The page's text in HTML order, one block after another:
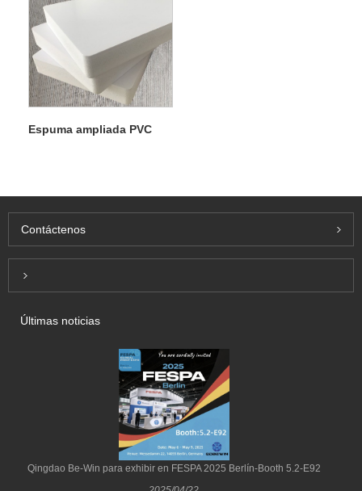
Espuma ampliada PVC
Contáctenos
Inquiry For Pricelist
Últimas noticias
Qingdao Be-Win para exhibir en FESPA 2025 Berlín-Booth 5.2-E92